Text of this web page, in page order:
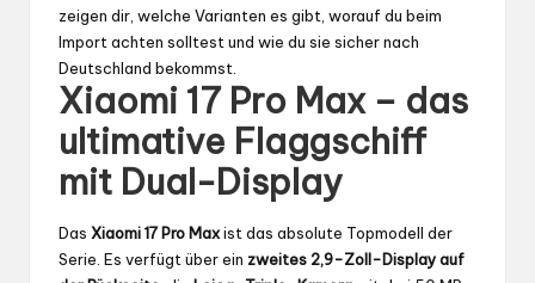
zeigen dir, welche Varianten es gibt, worauf du beim
Import achten solltest und wie du sie sicher nach
Deutschland bekommst.
Xiaomi 17 Pro Max – das
ultimative Flaggschiff
mit Dual-Display
Das Xiaomi 17 Pro Maxist das absolute Topmodell der
Serie. Es verfügt über ein zweites 2,9-Zoll-Display auf